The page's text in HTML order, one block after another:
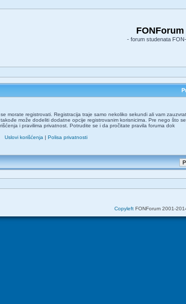
FONForum
- forum studenata
morate registrovati. Registracija traje samo nekoliko sekundi ali vam zauzvrat
može dodeliti dodatne opcije registrovanim korisnicima. Pre nego što se
i pravilima privatnost. Potrudite se i da pročitate pravila foruma dok
Uslovi korišćenja | Polisa privatnosti
CopyleftFONForum 2001-